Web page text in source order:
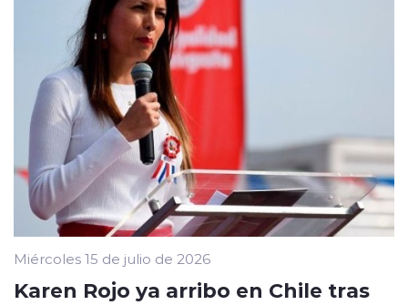
Miércoles 15 de julio de 2026
Karen Rojo ya arribo en Chile tras